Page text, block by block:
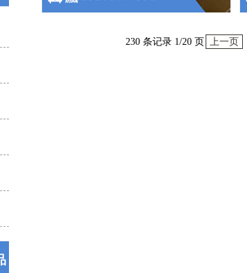
230 条记录 1/20 页 上一页